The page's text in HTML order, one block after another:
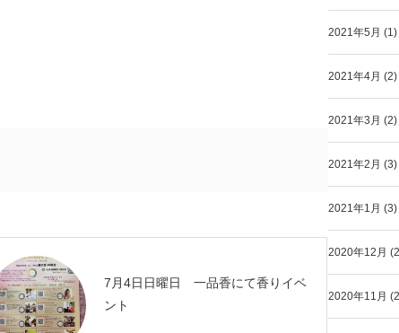
7月4日日曜日 一品香にて香りイベ
ント
2021年5月 (1)
2021年4月 (2)
2021年3月 (2)
2021年2月 (3)
2021年1月 (3)
2020年12月
2020年11月